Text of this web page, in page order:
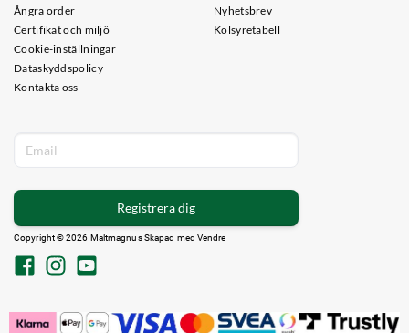
Ångra order
Certifikat och miljö
Cookie-inställningar
Dataskyddspolicy
Kontakta oss
Nyhetsbrev
Kolsyretabell
Registrera dig
Copyright © 2026 Maltmagnus Skapad med Vendre